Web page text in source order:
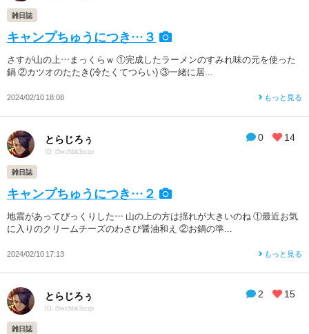
雑日誌
キャンプちゅうにつき…３
さすが山の上…まっくらｗ ①完成したラーメンのすみれ味の元を使った
鍋 ②カツオのたたき(冷たくてつらい) ③一緒に居...
2024/02/10 18:08 もっと見る
0 14
とらじろぅ
ID: i5wchbk3rcqv
雑日誌
キャンプちゅうにつき…２
地震があってびっくりした… 山の上の方は揺れが大きいのね ①最近お気
に入りのクリームチーズのわさび醤油和え ②お鍋の準...
2024/02/10 17:13 もっと見る
2 15
とらじろぅ
ID: i5wchbk3rcqv
雑日誌